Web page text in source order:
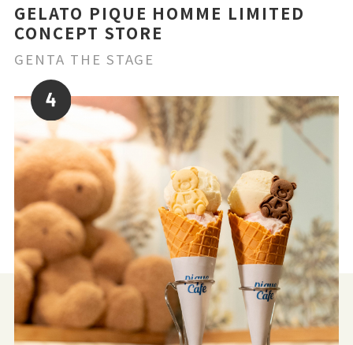
GELATO PIQUE HOMME LIMITED
CONCEPT STORE
GENTA THE STAGE